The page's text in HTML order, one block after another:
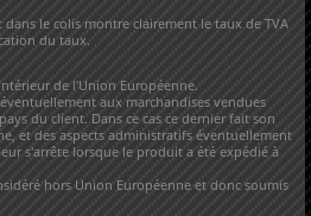
le colis montre clairement le taux de TVA
du taux.
de l'Union Européenne.
aux marchandises vendues
du client. Dans ce cas ce dernier fait son
et des aspects administratifs éventuellement
s'arrête lorsque le produit a été expédié à
hors Union Européenne et donc soumis